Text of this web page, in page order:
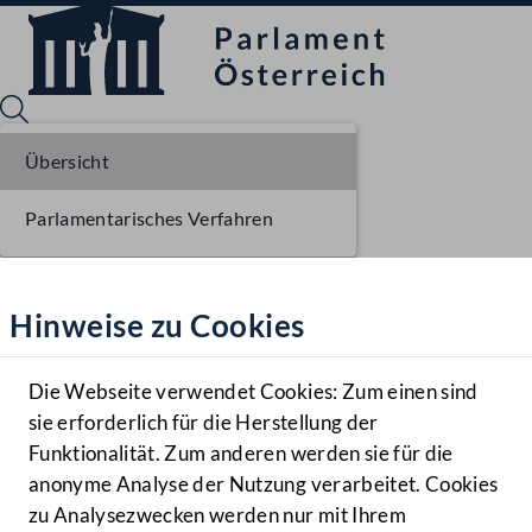
Hilfe
Benutzer
Navigationsmenü öffnen
MENÜ
Hinweise zu Cookies
Die Webseite verwendet Cookies: Zum einen sind
sie erforderlich für die Herstellung der
Funktionalität. Zum anderen werden sie für die
anonyme Analyse der Nutzung verarbeitet. Cookies
zu Analysezwecken werden nur mit Ihrem
Übersicht
Parlamentarisches Verfahren